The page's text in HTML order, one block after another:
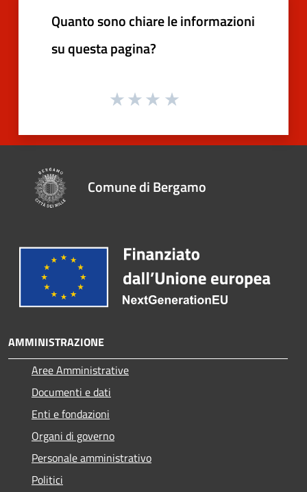
Quanto sono chiare le informazioni
su questa pagina?
Comune di Bergamo
AMMINISTRAZIONE
Aree Amministrative
Documenti e dati
Enti e fondazioni
Organi di governo
Personale amministrativo
Politici